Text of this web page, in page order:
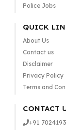
Police Jobs
QUICK
About Us
Contact us
Disclaimer
Privacy Policy
Terms and
CONTACT
+91